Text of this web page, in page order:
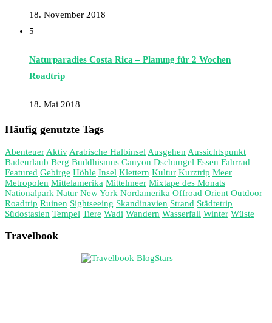
18. November 2018
5
Naturparadies Costa Rica – Planung für 2 Wochen
Roadtrip
18. Mai 2018
Häufig genutzte Tags
Abenteuer Aktiv Arabische Halbinsel Ausgehen Aussichtspunkt
Badeurlaub Berg Buddhismus Canyon Dschungel Essen Fahrrad
Featured Gebirge Höhle Insel Klettern Kultur Kurztrip Meer
Metropolen Mittelamerika Mittelmeer Mixtape des Monats
Nationalpark Natur New York Nordamerika Offroad Orient Outdoor
Roadtrip Ruinen Sightseeing Skandinavien Strand Städtetrip
Südostasien Tempel Tiere Wadi Wandern Wasserfall Winter Wüste
Travelbook